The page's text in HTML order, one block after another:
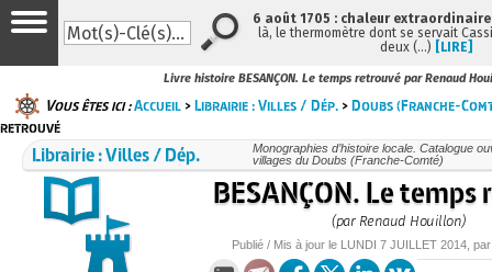
Livre histoire BESANÇON. Le temps retrouvé par Renaud
Vous êtes ici :Accueil >Librairie : Villes / Dép. >Doubs (Franche-
retrouvé
Librairie : Villes / Dép.
Monographies d’histoire locale. Catalogue
villages du Doubs (Franche-Comté)
BESANÇON. Le temps
(par Renaud Houillon)
Publié / Mis à jour le LUNDI 7 JUILLET 2014 ,
6 août 1705 : chaleur
là, le thermomètre dont se servait
deux (…) [LIRE]